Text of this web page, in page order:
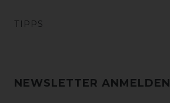
TIPPS
NEWSLETTER ANMELDEN